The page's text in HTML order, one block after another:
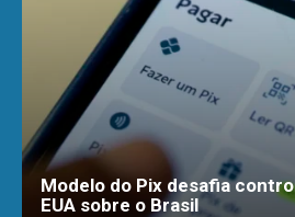
Modelo do Pix desafia
EUA sobre o Brasil